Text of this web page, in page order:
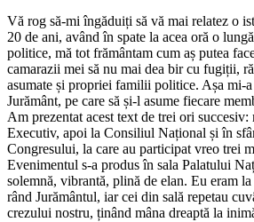
Vă rog să-mi îngăduiți să vă mai relatez o
20 de ani, având în spate la acea oră o
politice, mă tot frământam cum aș putea
camarazii mei să nu mai dea bir cu fugiții,
asumate și propriei familii politice. Așa mi-
Jurământ, pe care să și-l asume fiecare
Am prezentat acest text de trei ori
Executiv, apoi la Consiliul Național și în
Congresului, la care au participat vreo trei
Evenimentul s-a produs în sala Palatului
solemnă, vibrantă, plină de elan. Eu eram
rând Jurământul, iar cei din sală repetau
crezului nostru, ținând mâna dreaptă la